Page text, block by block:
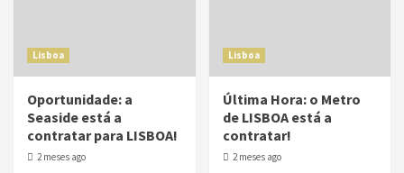
Lisboa
Oportunidade: a
Seaside está a
contratar para LISBOA!
2 meses ago
Lisboa
Última Hora: o Metro
de LISBOA está a
contratar!
2 meses ago